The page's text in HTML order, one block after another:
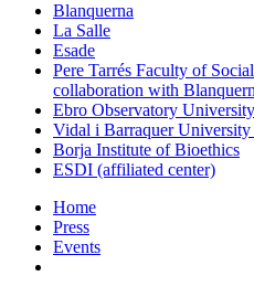
Blanquerna
La Salle
Esade
Pere Tarrés Faculty of
collaboration with
Ebro Observatory
Vidal i Barraquer
Borja Institute of Bioethics
ESDI (affiliated center)
Home
Press
Events